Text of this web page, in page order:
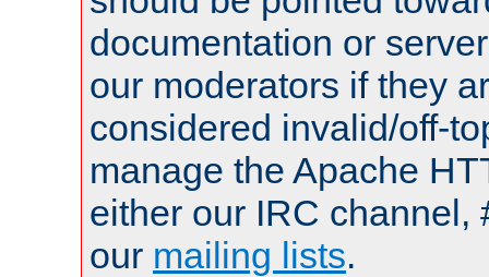
documentation or
our moderators if they
considered invalid/off-
manage the Apache
either our IRC channel,
our mailing lists.